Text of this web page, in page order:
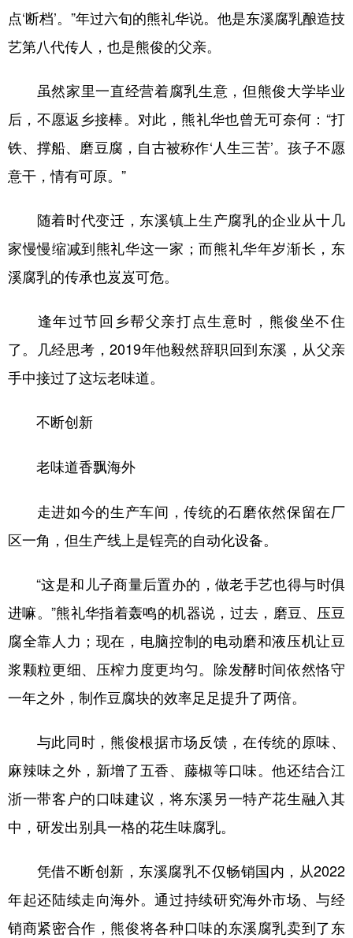
点‘断档’。”年过六旬的熊礼华说。他是东溪腐乳酿造技
艺第八代传人，也是熊俊的父亲。
虽然家里一直经营着腐乳生意，但熊俊大学毕业
后，不愿返乡接棒。对此，熊礼华也曾无可奈何：“打
铁、撑船、磨豆腐，自古被称作‘人生三苦’。孩子不愿
意干，情有可原。”
随着时代变迁，东溪镇上生产腐乳的企业从十几
家慢慢缩减到熊礼华这一家；而熊礼华年岁渐长，东
溪腐乳的传承也岌岌可危。
逢年过节回乡帮父亲打点生意时，熊俊坐不住
了。几经思考，2019年他毅然辞职回到东溪，从父亲
手中接过了这坛老味道。
不断创新
老味道香飘海外
走进如今的生产车间，传统的石磨依然保留在厂
区一角，但生产线上是锃亮的自动化设备。
“这是和儿子商量后置办的，做老手艺也得与时俱
进嘛。”熊礼华指着轰鸣的机器说，过去，磨豆、压豆
腐全靠人力；现在，电脑控制的电动磨和液压机让豆
浆颗粒更细、压榨力度更均匀。除发酵时间依然恪守
一年之外，制作豆腐块的效率足足提升了两倍。
与此同时，熊俊根据市场反馈，在传统的原味、
麻辣味之外，新增了五香、藤椒等口味。他还结合江
浙一带客户的口味建议，将东溪另一特产花生融入其
中，研发出别具一格的花生味腐乳。
凭借不断创新，东溪腐乳不仅畅销国内，从2022
年起还陆续走向海外。通过持续研究海外市场、与经
销商紧密合作，熊俊将各种口味的东溪腐乳卖到了东